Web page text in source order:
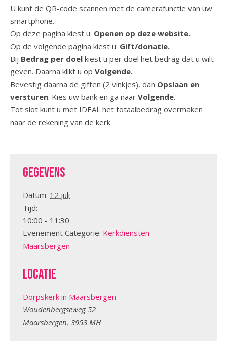
U kunt de QR-code scannen met de camerafunctie van uw
smartphone.
Op deze pagina kiest u: Openen op deze website.
Op de volgende pagina kiest u: Gift/donatie.
Bij Bedrag per doel kiest u per doel het bedrag dat u wilt
geven. Daarna klikt u op Volgende.
Bevestig daarna de giften (2 vinkjes), dan Opslaan en
versturen. Kies uw bank en ga naar Volgende.
Tot slot kunt u met IDEAL het totaalbedrag overmaken
naar de rekening van de kerk
Gegevens
Datum: 12 juli
Tijd:
10:00 - 11:30
Evenement Categorie: Kerkdiensten
Maarsbergen
Locatie
Dorpskerk in Maarsbergen
Woudenbergseweg 52
Maarsbergen, 3953 MH